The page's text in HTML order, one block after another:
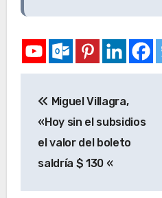
Miguel Villagra,
«Hoy sin el subsidios
el valor del boleto
saldría $ 130 «